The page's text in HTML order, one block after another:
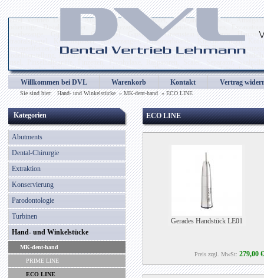
Dental Vertrieb Lehmann, Abdrucklöffel, Alginatspatel, Amalgaminstrumente,
Codierringe, Distalschneider, Drahtbiegezangen, Drahtschneider, Elevatoren,
Gewebezange, Gipsmesser, Gipsspatel, Gipszange, Greenstein-Instrumente,
Intraoralspiegel, Keramikpinsel, Kinderzangen, Klammerboards, Knochenzangen,
Kronenentferner, Kronenmesser, Kronenzangen, Laborinstrumente, LED Birnen,
Modellherstellung, Mundspiegel, Mundspiegelgriffe, Mundspreitzer, Mustermappen,
Pinsel, Pinselhaltegriffe, Pinzetten, Prophylaxe, Raspatoren, Scaler, Separator,
Tamponstopfer, Tasterzirkel, Teleskopkronenzange, Titannitridinstrumente,
Wachsmodellierinstrumente, Wangenhalter, Wattespender, Wundhaken, Wundspreitzer,
Zahnsonden, Zahnzangen, Zementspatel, Zungenbügel, Zungenreiniger
Willkommen bei DVL Warenkorb Kontakt Vertrag
Sie sind hier:Hand- und Winkelstücke»MK-dent-hand»ECO LINE
Kategorien
Abutments
Dental-Chirurgie
Extraktion
Konservierung
Parodontologie
Turbinen
Hand- und Winkelstücke
MK-dent-hand
PRIME LINE
ECO LINE
ECO LINE
Gerades Handstück LE01
Preis zzgl. MwSt: 279,00 €